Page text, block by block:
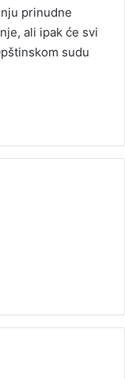
prinudne
ali ipak će svi
sudu